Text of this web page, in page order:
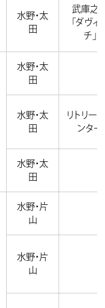
水野・太
田
武庫之
「ダヴィ
チ」
水野・太
田
水野・太
田
リトリー
ンター
水野・太
田
水野・片
山
水野・片
山